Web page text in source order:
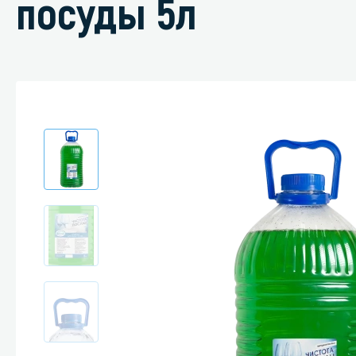
Защитные
стрипперы
Средства
Средства
Средства
Средства
Средства
посуды 5л